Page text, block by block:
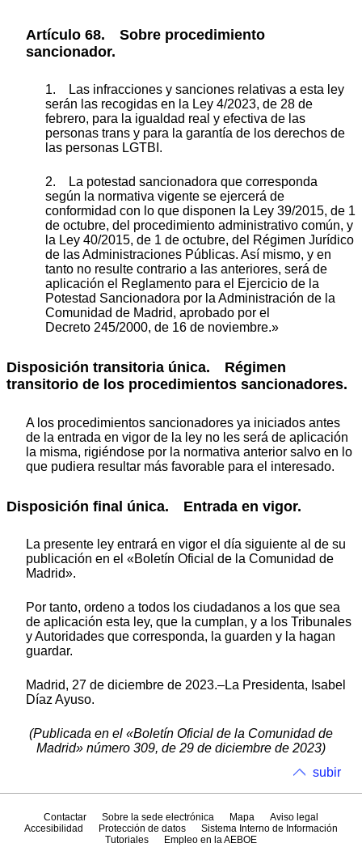
Artículo 68. Sobre procedimiento
sancionador.
1. Las infracciones y sanciones relativas a esta ley
serán las recogidas en la Ley 4/2023, de 28 de
febrero, para la igualdad real y efectiva de las
personas trans y para la garantía de los derechos de
las personas LGTBI.
2. La potestad sancionadora que corresponda
según la normativa vigente se ejercerá de
conformidad con lo que disponen la Ley 39/2015, de 1
de octubre, del procedimiento administrativo común, y
la Ley 40/2015, de 1 de octubre, del Régimen Jurídico
de las Administraciones Públicas. Así mismo, y en
tanto no resulte contrario a las anteriores, será de
aplicación el Reglamento para el Ejercicio de la
Potestad Sancionadora por la Administración de la
Comunidad de Madrid, aprobado por el
Decreto 245/2000, de 16 de noviembre.»
Disposición transitoria única. Régimen
transitorio de los procedimientos sancionadores.
A los procedimientos sancionadores ya iniciados antes
de la entrada en vigor de la ley no les será de aplicación
la misma, rigiéndose por la normativa anterior salvo en lo
que pudiera resultar más favorable para el interesado.
Disposición final única. Entrada en vigor.
La presente ley entrará en vigor el día siguiente al de su
publicación en el «Boletín Oficial de la Comunidad de
Madrid».
Por tanto, ordeno a todos los ciudadanos a los que sea
de aplicación esta ley, que la cumplan, y a los Tribunales
y Autoridades que corresponda, la guarden y la hagan
guardar.
Madrid, 27 de diciembre de 2023.–La Presidenta, Isabel
Díaz Ayuso.
(Publicada en el «Boletín Oficial de la Comunidad de
Madrid» número 309, de 29 de diciembre de 2023)
subir
Contactar Sobre la sede electrónica Mapa
Aviso legal
Accesibilidad
Protección de datos
Sistema Interno de Información
Tutoriales
Empleo en la AEBOE